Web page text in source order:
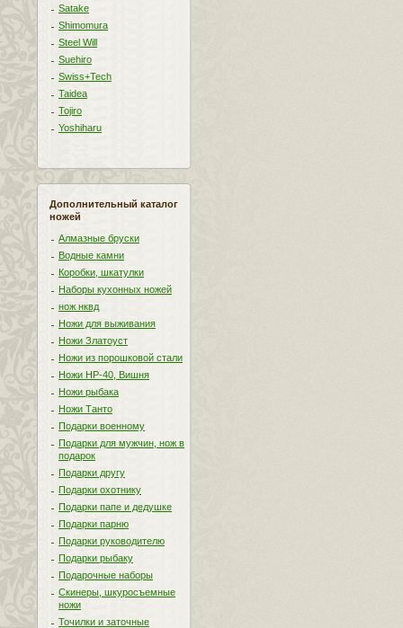
Satake
Shimomura
Steel Will
Suehiro
Swiss+Tech
Taidea
Tojiro
Yoshiharu
Дополнительный каталог
ножей
Алмазные бруски
Водные камни
Коробки, шкатулки
Наборы кухонных ножей
нож нквд
Ножи для выживания
Ножи Златоуст
Ножи из порошковой стали
Ножи НР-40, Вишня
Ножи рыбака
Ножи Танто
Подарки военному
Подарки для мужчин, нож в
подарок
Подарки другу
Подарки охотнику
Подарки папе и дедушке
Подарки парню
Подарки руководителю
Подарки рыбаку
Подарочные наборы
Скинеры, шкуросъемные
ножи
Точилки и заточные